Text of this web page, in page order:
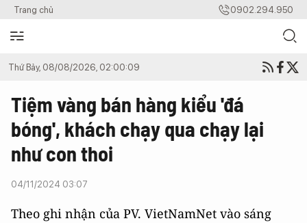
Trang chủ 0902.294.950
Thứ Bảy, 08/08/2026, 02:00:09
Tiệm vàng bán hàng kiểu 'đá
bóng', khách chạy qua chạy lại
như con thoi
04/11/2024 03:07
Theo ghi nhận của PV. VietNamNet vào sáng